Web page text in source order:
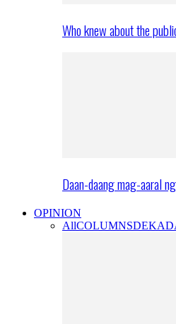
Who knew about the
Daan-daang mag-aaral
OPINION
AllCOLUMNS